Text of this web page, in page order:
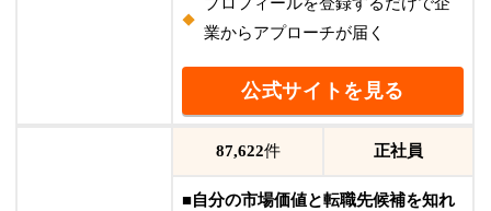
プロフィールを登録するだけで企
業からアプローチが届く
公式サイトを見る
87,622件 正社員
■自分の市場価値と転職先候補を知れ